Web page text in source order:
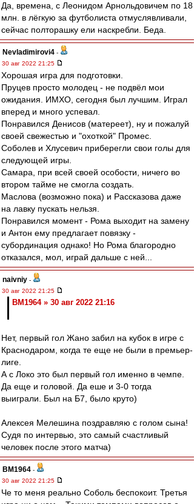
Да, времена, с Леонидом Арнольдовичем по 18
млн. в лёгкую за футболиста отмуслявливали,
сейчас полторашку ели наскребли. Беда.
Nevladimirovi4 -
30 авг 2022 21:25
Хорошая игра для подготовки.
Пруцев просто молодец - не подвёл мои
ожидания. ИМХО, сегодня был лучшим. Играл
вперед и много успевал.
Понравился Денисов (матереет), ну и пожалуй
своей свежестью и "охоткой" Промес.
Соболев и Хлусевич приберегли свои голы для
следующей игры.
Самара, при всей своей особости, ничего во
втором тайме не смогла создать.
Маслова (возможно пока) и Рассказова даже
на лавку пускать нельзя.
Понравился момент - Рома выходит на замену
и Антон ему предлагает повязку -
субординация однако! Но Рома благородно
отказался, мол, играй дальше с ней...
naivniy -
30 авг 2022 21:25
BM1964 » 30 авг 2022 21:16
Нет, первый гол Жано забил на кубок в игре с
Краснодаром, когда те еще не были в премьер-
лиге.
А с Локо это был первый гол именно в чемпе.
Да еще и головой. Да еше и 3-0 тогда
выиграли. Был на Б7, было круто)
Алексея Мелешина поздравляю с голом сына!
Судя по интервью, это самый счастливый
человек после этого матча)
BM1964 -
30 авг 2022 21:25
Че то меня реально Соболь беспокоит. Третья